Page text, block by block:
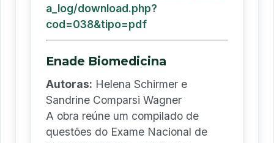
a_log/download.php?
cod=038&tipo=pdf
Enade Biomedicina
Autoras: Helena Schirmer e
Sandrine Comparsi Wagner
A obra reúne um compilado de
questões do Exame Nacional de